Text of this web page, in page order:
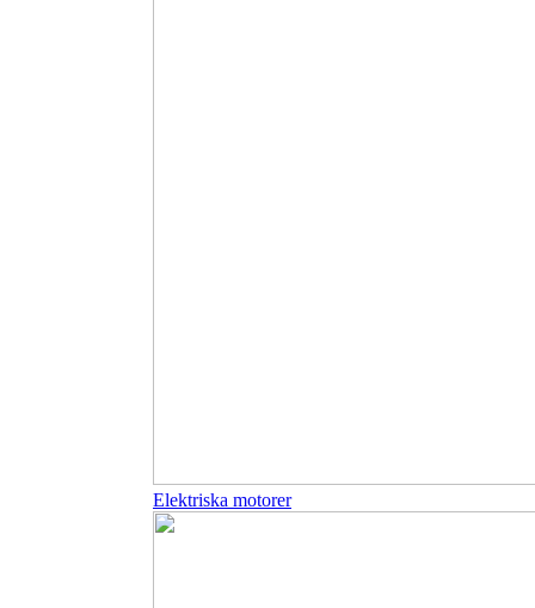
Elektriska motorer